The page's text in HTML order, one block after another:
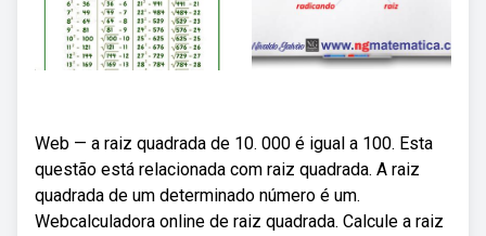
Web — a raiz quadrada de 10. 000 é igual a 100. Esta
questão está relacionada com raiz quadrada. A raiz
quadrada de um determinado número é um.
Webcalculadora online de raiz quadrada. Calcule a raiz